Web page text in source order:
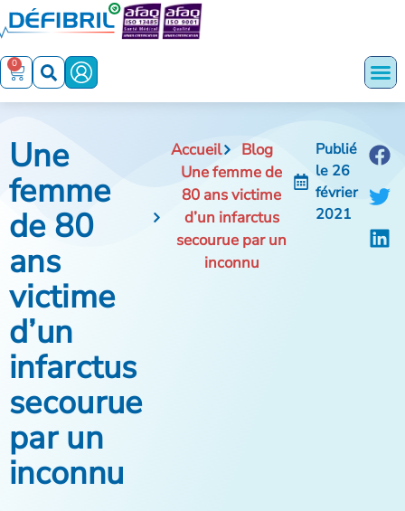
0
Une
femme
de 80
ans
victime
d’un
infarctus
secourue
par un
inconnu
Accueil
Blog
Une femme de
80 ans victime
d’un infarctus
secourue par un
inconnu
Publié
le 26
février
2021